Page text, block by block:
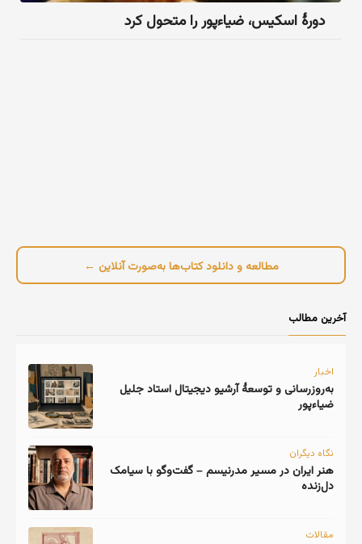
دورهٔ اسکیس، ضیاءپور را متحول کرد
مطالعه و دانلود کتاب‌ها به‌صورت آنلاین ←
آخرین مطالب
اخبار
به‌روزرسانی و توسعهٔ آرشیو دیجیتال استاد جلیل
ضیاءپور
نگاه دیگران
هنر ایران در مسیر مدرنیسم – گفت‌وگو با سیامک
دل‌زنده
مقالات